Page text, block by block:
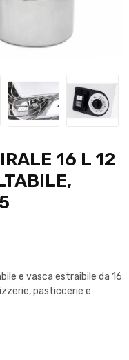
16 L 12
e vasca estraibile da 16
pasticcerie e